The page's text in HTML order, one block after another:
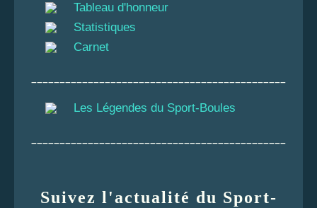
Tableau d'honneur
Statistiques
Carnet
Les Légendes du Sport-Boules
Suivez l'actualité du Sport-